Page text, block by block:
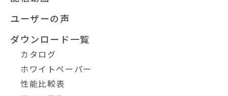
ユーザーの声
ダウンロード一覧
カタログ
ホワイトペーパー
性能比較表